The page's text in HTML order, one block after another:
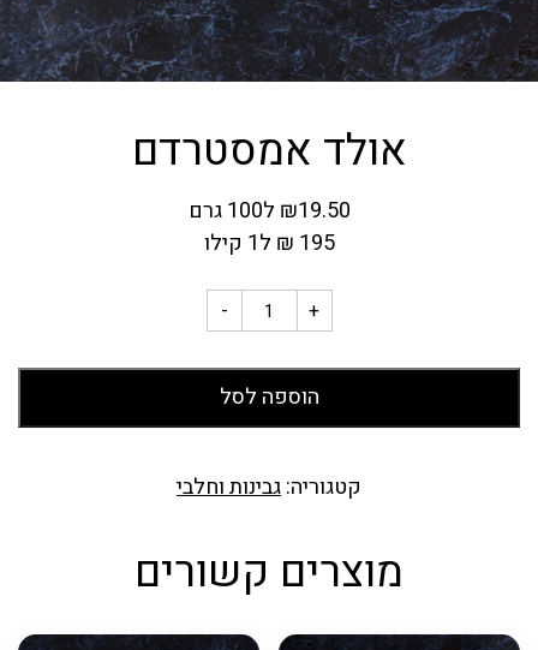
אולד אמסטרדם
₪19.50
ל100 גרם
195
₪ ל1 קילו
- +
הוספה לסל
קטגוריה:גבינות וחלבי
מוצרים קשורים